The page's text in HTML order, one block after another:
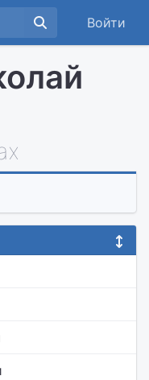
Войти